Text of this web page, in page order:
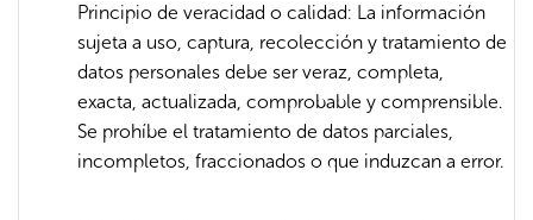
Principio de veracidad o calidad: La información
sujeta a uso, captura, recolección y tratamiento de
datos personales debe ser veraz, completa,
exacta, actualizada, comprobable y comprensible.
Se prohíbe el tratamiento de datos parciales,
incompletos, fraccionados o que induzcan a error.